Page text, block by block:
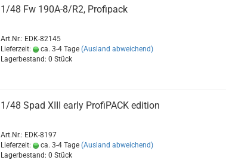
1/48 Fw 190A-8/R2, Profipack
Art.Nr.: EDK-82145
Lieferzeit:
ca. 3-4 Tage (Ausland abweichend)
Lagerbestand: 0 Stück
1/48 Spad XIII early ProfiPACK edition
Art.Nr.: EDK-8197
Lieferzeit:
ca. 3-4 Tage (Ausland abweichend)
Lagerbestand: 0 Stück